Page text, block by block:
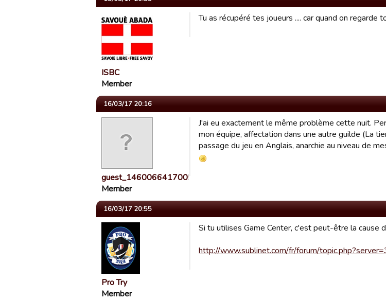
ISBC
Member
Tu as récupéré tes joueurs .... car quand on
16/03/17 20:16
guest_1460066417005
Member
J'ai eu exactement le même problème cette nuit.
mon équipe, affectation dans une autre guilde (La
passage du jeu en Anglais, anarchie au niveau de
16/03/17 20:55
Pro Try
Member
Si tu utilises Game Center, c'est peut-être la cause
http://www.sublinet.com/fr/forum/